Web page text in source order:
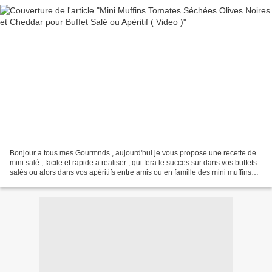
Bonjour a tous mes Gourmnds , aujourd'hui je vous propose une recette de
mini salé , facile et rapide a realiser , qui fera le succes sur dans vos buffets
salés ou alors dans vos apéritifs entre amis ou en famille des mini muffins